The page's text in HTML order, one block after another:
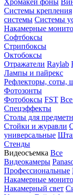
Хромакей фоны
Системы крепления
системы Системы
Накамерные
Софтбоксы
Стрипбоксы
Октобоксы
Отражатели Raylab
Лампы и пайрекс
Рефлекторы, соты,
Фотозонты
Фотобоксы FST
Спецэффекты
Столы для
Стойки и журавли
универсальные
Стенды
Видеосъемка Все
Видеокамеры
Профессиональные
Накамерные
Накамерный свет